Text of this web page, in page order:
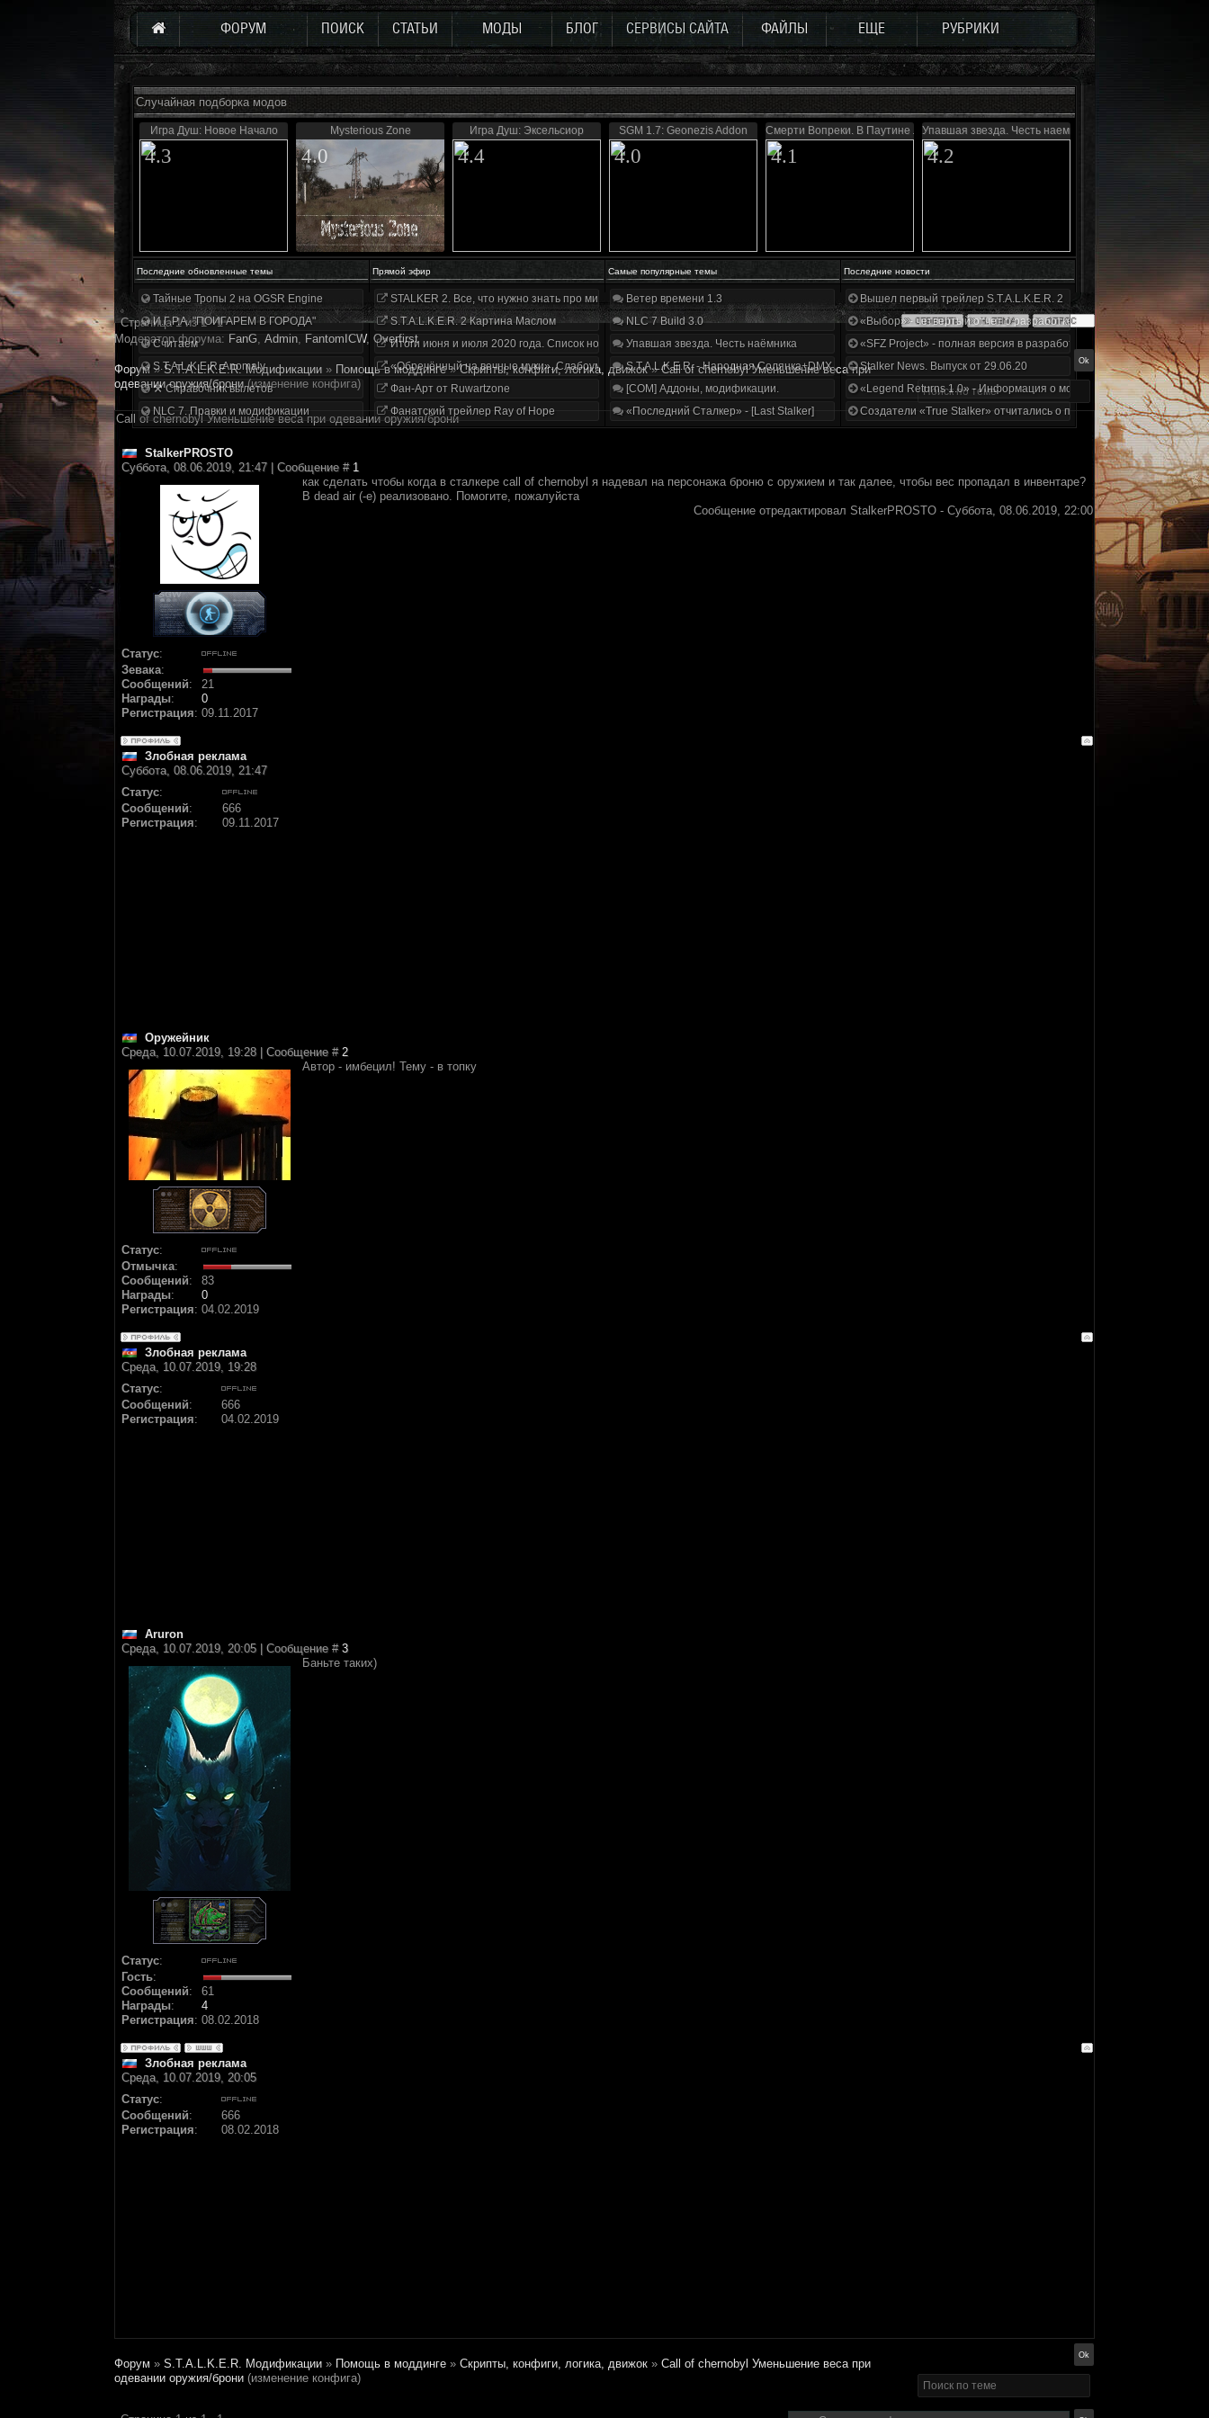
ФОРУМ ПОИСК СТАТЬИ МОДЫ БЛОГ СЕРВИСЫ САЙТА ФАЙЛЫ ЕЩЕ РУБРИКИ
Случайная подборка модов
Игра Душ: Новое Начало
4.3
Mysterious Zone
4.0
Игра Душ: Эксельсиор
4.4
SGM 1.7: Geonezis Addon
4.0
Смерти Вопреки. В Паутине лжи
4.1
Упавшая звезда. Честь наемника
4.2
Последние обновленные темы Прямой эфир Самые популярные темы Последние новости
Тайные Тропы 2 на OGSR Engine
И.Г.Р.А. "ПОИГАРЕМ В ГОРОДА"
Считаем
S.T.A.L.K.E.R. Anomaly
⚒ Справочник вылетов
NLC 7. Правки и модификации
STALKER 2. Все, что нужно знать про мир, геймплей и сюжет | Разбор трейлера
S.T.A.L.K.E.R. 2 Картина Маслом
Итоги июня и июля 2020 года. Список нововведений
«Обречённый на вечные муки». Слабоумие и отвага
Фан-Арт от Ruwartzone
Фанатский трейлер Ray of Hope
Ветер времени 1.3
NLC 7 Build 3.0
Упавшая звезда. Честь наёмника
S.T.A.L.K.E.R. - Народная Солянка+DMX 1.3.5.ООП.МА.К.
[COM] Аддоны, модификации.
«Последний Сталкер» - [Last Stalker]
Вышел первый трейлер S.T.A.L.K.E.R. 2
«Выбор» - четвертый отчет о разработке!
«SFZ Project» - полная версия в разработке!
Stalker News. Выпуск от 29.06.20
«Legend Returns 1.0» - Информация о моде за июнь 2020
Создатели «True Stalker» отчитались о проделанной работе
Страница1из1
1
Модератор форума: FanG, Аdmin, FantomICW, Overfirst
Форум » S.T.A.L.K.E.R. Модификации » Помощь в моддинге » Скрипты, конфиги, логика, движок » Call of chernobyl Уменьшение веса при
одевании оружия/брони (изменение конфига)
Call of chernobyl Уменьшение веса при одевании оружия/брони
StalkerPROSTO
Суббота, 08.06.2019, 21:47 | Сообщение # 1
Статус:
Зевака:
Сообщений:
21
Награды:
0
Регистрация: 09.11.2017
как сделать чтобы когда в сталкере call of chernobyl я надевал на персонажа броню с оружием и так далее, чтобы вес пропадал в инвентаре?
В dead air (-e) реализовано. Помогите, пожалуйста
Сообщение отредактировал StalkerPROSTO - Суббота, 08.06.2019, 22:00
Злобная реклама
Суббота, 08.06.2019, 21:47
Статус:
Сообщений:
666
Регистрация: 09.11.2017
Оружейник
Среда, 10.07.2019, 19:28 | Сообщение # 2
Статус:
Отмычка:
Сообщений:
83
Награды:
0
Регистрация: 04.02.2019
Автор - имбецил! Тему - в топку
Злобная реклама
Среда, 10.07.2019, 19:28
Статус:
Сообщений:
666
Регистрация: 04.02.2019
Аruron
Среда, 10.07.2019, 20:05 | Сообщение # 3
Статус:
Гость:
Сообщений:
61
Награды:
4
Регистрация: 08.02.2018
Баньте таких)
Злобная реклама
Среда, 10.07.2019, 20:05
Статус:
Сообщений:
666
Регистрация: 08.02.2018
Форум » S.T.A.L.K.E.R. Модификации » Помощь в моддинге » Скрипты, конфиги, логика, движок » Call of chernobyl Уменьшение веса при
одевании оружия/брони (изменение конфига)